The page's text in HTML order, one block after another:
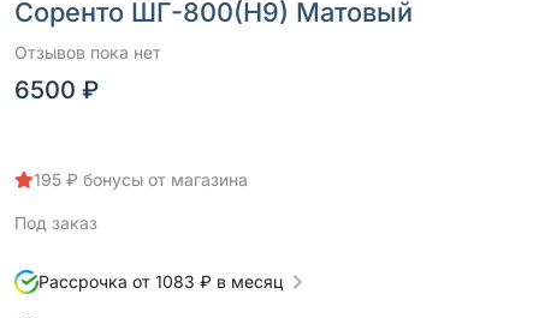
Соренто ШГ-800(Н9) Матовый
Отзывов пока нет
6500 ₽
195 ₽ бонусы от магазина
Под заказ
Рассрочка от 1083 ₽ в месяц